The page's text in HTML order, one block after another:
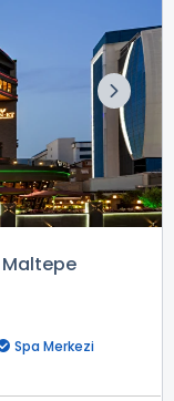
Spa Merkezi